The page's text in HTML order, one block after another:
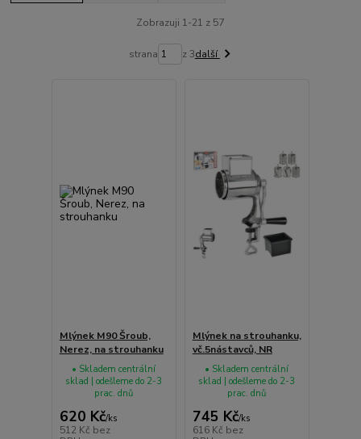
Zobrazuji 1-21 z 57
strana z 3další
Mlýnek M90 Šroub,
Nerez, na strouhanku
620 Kč/ks
512 Kč bez
• Skladem centrální
sklad | odešleme do 2-3
prac. dnů
Mlýnek na strouhanku,
vč.5nástavců, NR
745 Kč/ks
616 Kč bez
• Skladem centrální
sklad | odešleme do 2-3
prac. dnů